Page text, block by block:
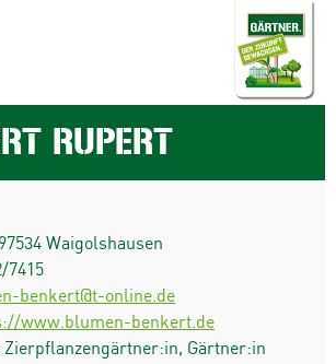
RUPERT
97534 Waigolshausen
7415
benkert@t-online.de
www.blumen-benkert.de
Zierpflanzengärtner:in, Gärtner:in